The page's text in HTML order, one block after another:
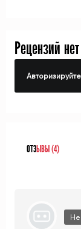
Рецензий нет
ОТЗЫВЫ (4)
Не